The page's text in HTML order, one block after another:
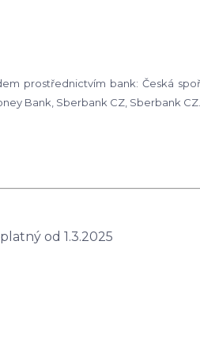
prostřednictvím bank: Česká
Bank, Sberbank CZ, Sberbank CZ.
od 1.3.2025